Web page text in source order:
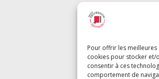
Pour offrir les
cookies pour stocker et/
consentir à ces
comportement de